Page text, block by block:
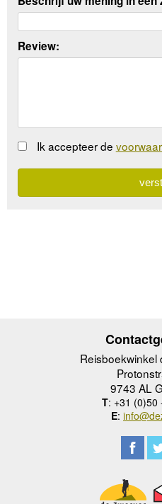
Review:
Ik accepteer de
Reisboekwinkel
9743 AL
T: +31 (0)50
E: